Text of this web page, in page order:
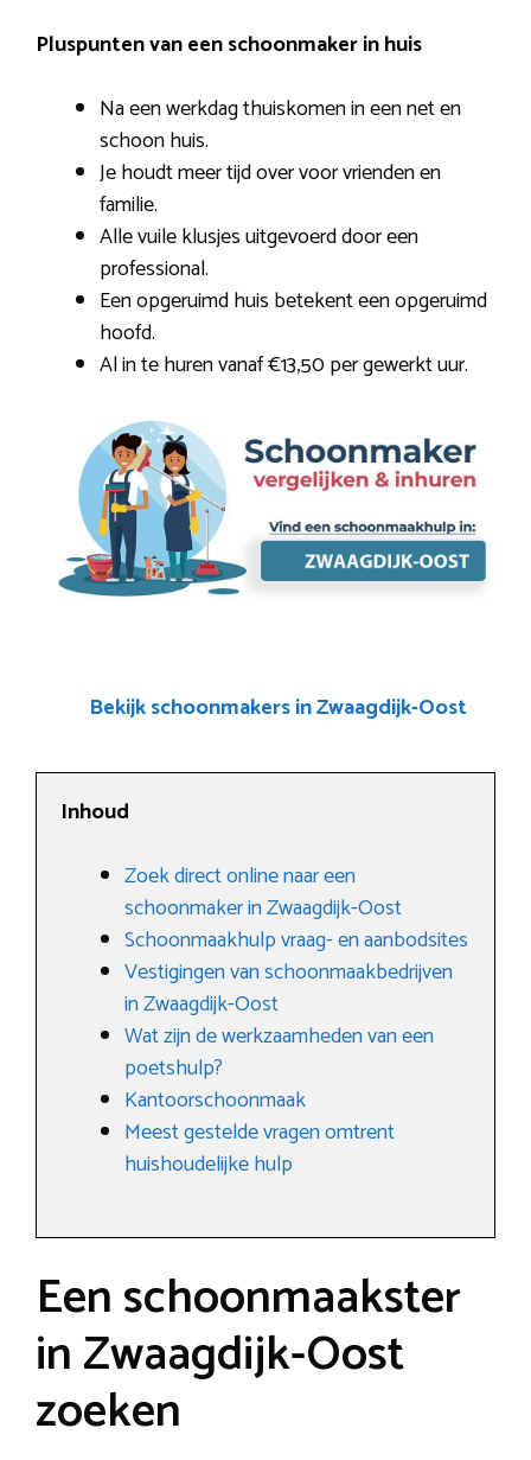
Pluspunten van een schoonmaker in huis
Na een werkdag thuiskomen in een net en
schoon huis.
Je houdt meer tijd over voor vrienden en
familie.
Alle vuile klusjes uitgevoerd door een
professional.
Een opgeruimd huis betekent een opgeruimd
hoofd.
Al in te huren vanaf €13,50 per gewerkt uur.
Bekijk schoonmakers in Zwaagdijk-Oost
Inhoud
Zoek direct online naar een
schoonmaker in Zwaagdijk-Oost
Schoonmaakhulp vraag- en aanbodsites
Vestigingen van schoonmaakbedrijven
in Zwaagdijk-Oost
Wat zijn de werkzaamheden van een
poetshulp?
Kantoorschoonmaak
Meest gestelde vragen omtrent
huishoudelijke hulp
Een schoonmaakster
in Zwaagdijk-Oost
zoeken